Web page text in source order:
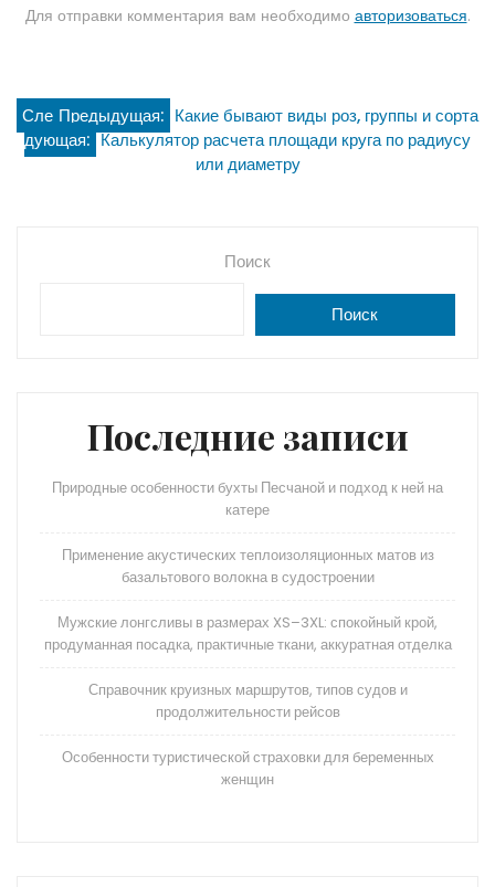
Для отправки комментария вам необходимо авторизоваться.
Навигация
по
Предыдущая: Какие бывают виды роз, группы и сорта
Сле
дующая: Калькулятор расчета площади круга по радиусу
или диаметру
Поиск
Поиск
Последние записи
Природные особенности бухты Песчаной и подход к ней на
катере
Применение акустических теплоизоляционных матов из
базальтового волокна в судостроении
Мужские лонгсливы в размерах XS–3XL: спокойный крой,
продуманная посадка, практичные ткани, аккуратная отделка
Справочник круизных маршрутов, типов судов и
продолжительности рейсов
Особенности туристической страховки для беременных
женщин